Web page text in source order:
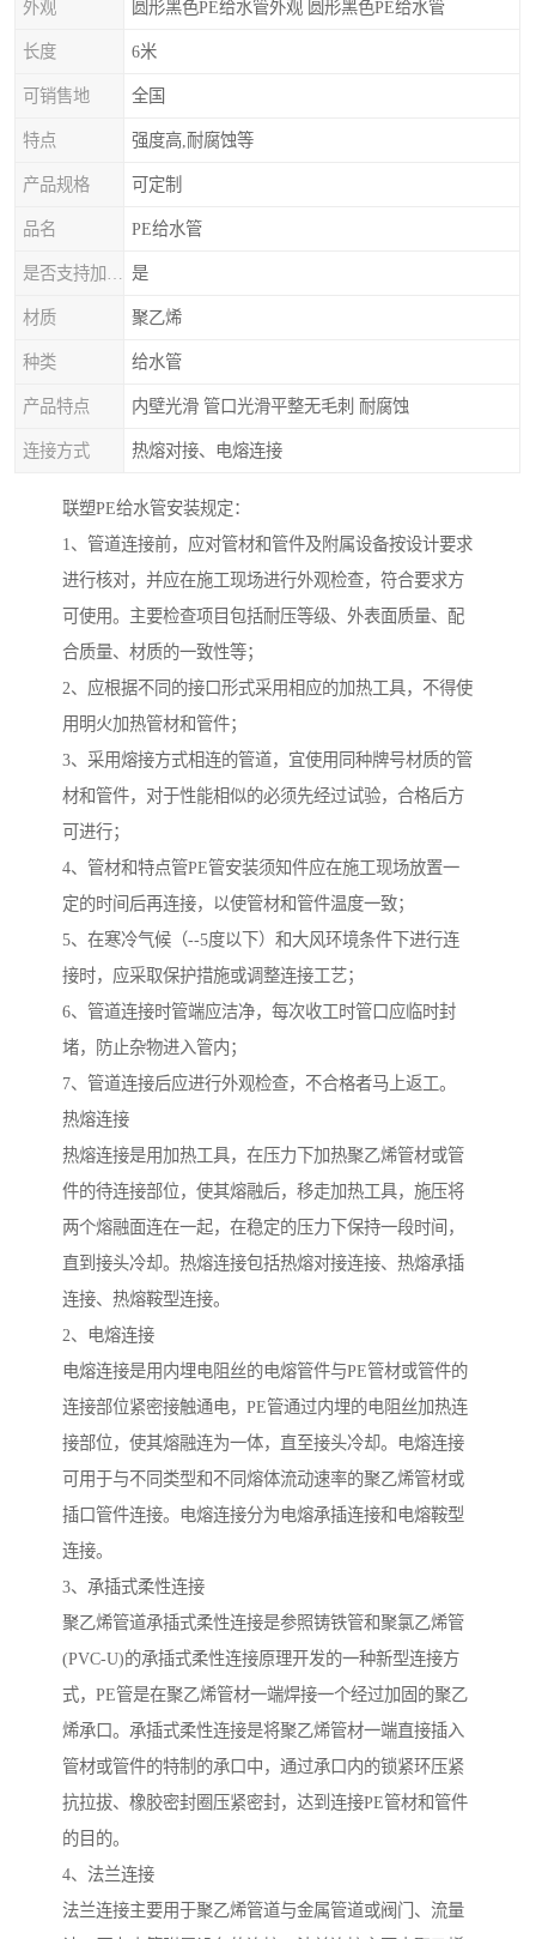
外观 圆形黑色PE给水管外观 圆形黑色PE给水管
长度 6米
可销售地 全国
特点 强度高,耐腐蚀等
产品规格 可定制
品名 PE给水管
是
材质 聚乙烯
种类 给水管
产品特点 内壁光滑 管口光滑平整无毛刺 耐腐蚀
连接方式 热熔对接、电熔连接
联塑PE给水管安装规定：
1、管道连接前，应对管材和管件及附属设备按设计要求
进行核对，并应在施工现场进行外观检查，符合要求方
可使用。主要检查项目包括耐压等级、外表面质量、配
合质量、材质的一致性等；
2、应根据不同的接口形式采用相应的加热工具，不得使
用明火加热管材和管件；
3、采用熔接方式相连的管道，宜使用同种牌号材质的管
材和管件，对于性能相似的必须先经过试验，合格后方
可进行；
4、管材和特点管PE管安装须知件应在施工现场放置一
定的时间后再连接，以使管材和管件温度一致；
5、在寒冷气候（--5度以下）和大风环境条件下进行连
接时，应采取保护措施或调整连接工艺；
6、管道连接时管端应洁净，每次收工时管口应临时封
堵，防止杂物进入管内；
7、管道连接后应进行外观检查，不合格者马上返工。
热熔连接
热熔连接是用加热工具，在压力下加热聚乙烯管材或管
件的待连接部位，使其熔融后，移走加热工具，施压将
两个熔融面连在一起，在稳定的压力下保持一段时间，
直到接头冷却。热熔连接包括热熔对接连接、热熔承插
连接、热熔鞍型连接。
2、电熔连接
电熔连接是用内埋电阻丝的电熔管件与PE管材或管件的
连接部位紧密接触通电，PE管通过内埋的电阻丝加热连
接部位，使其熔融连为一体，直至接头冷却。电熔连接
可用于与不同类型和不同熔体流动速率的聚乙烯管材或
插口管件连接。电熔连接分为电熔承插连接和电熔鞍型
连接。
3、承插式柔性连接
聚乙烯管道承插式柔性连接是参照铸铁管和聚氯乙烯管
(PVC-U)的承插式柔性连接原理开发的一种新型连接方
式，PE管是在聚乙烯管材一端焊接一个经过加固的聚乙
烯承口。承插式柔性连接是将聚乙烯管材一端直接插入
管材或管件的特制的承口中，通过承口内的锁紧环压紧
抗拉拔、橡胶密封圈压紧密封，达到连接PE管材和管件
的目的。
4、法兰连接
法兰连接主要用于聚乙烯管道与金属管道或阀门、流量